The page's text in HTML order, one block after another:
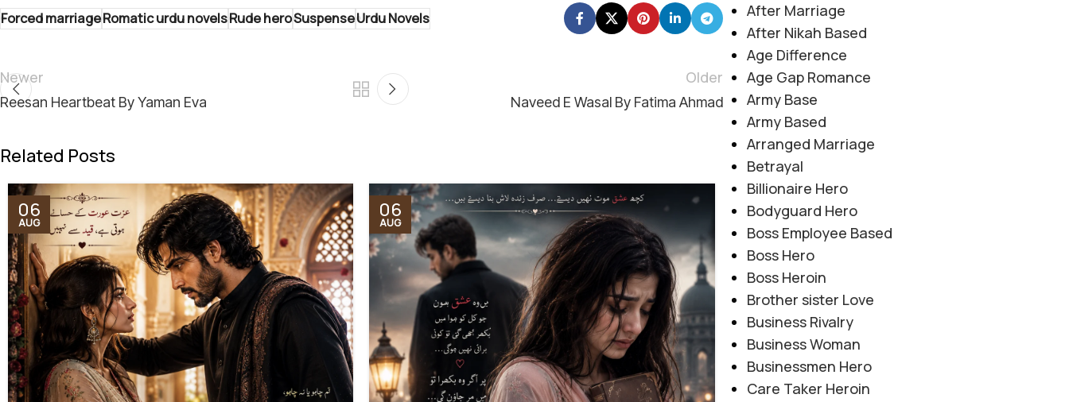
Forced marriageRomatic urdu novelsRude heroSuspenseUrdu Novels
Newer
Reesan Heartbeat By Yaman Eva
Older
Naveed E Wasal By Fatima Ahmad
Related Posts
06
AUG
06
AUG
06
After Marriage
After Nikah Based
Age Difference
Age Gap Romance
Army Base
Army Based
Arranged Marriage
Betrayal
Billionaire Hero
Bodyguard Hero
Boss Employee Based
Boss Hero
Boss Heroin
Brother sister Love
Business Rivalry
Business Woman
Businessmen Hero
Care Taker Heroin